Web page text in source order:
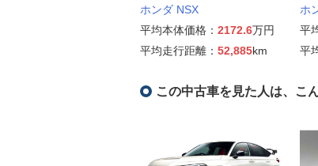
ホンダ NSX
平均本体価格： 2172.6万円
平均走行距離： 52,885km
ホ
平
平
この中古車を見た人は、こ